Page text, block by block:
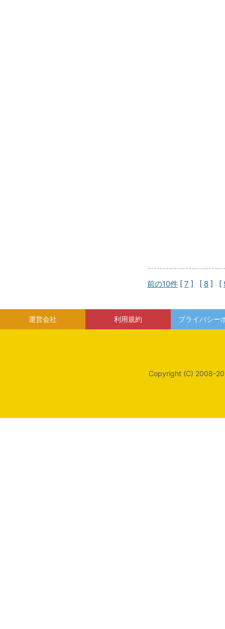
前の10件 [ 7 ] [ 8 ] [
運営会社 利用規約 プライバシー
Copyright (C) 2008-